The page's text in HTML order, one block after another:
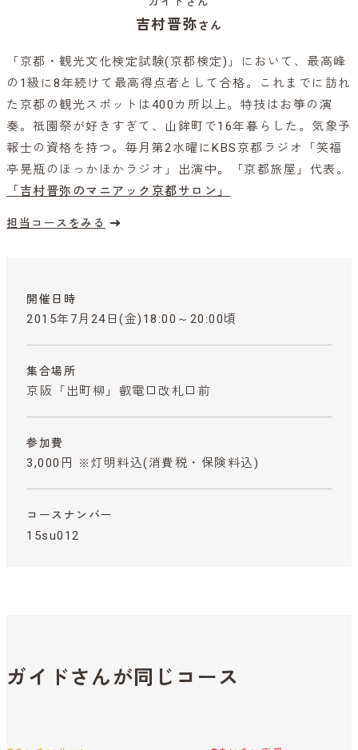
吉村晋弥さん
「京都・観光文化検定試験(京都検定)」において、最高峰
の1級に8年続けて最高得点者として合格。これまでに訪れ
た京都の観光スポットは400カ所以上。特技はお箏の演
奏。祇園祭が好きすぎて、山鉾町で16年暮らした。気象予
報士の資格を持つ。毎月第2水曜にKBS京都ラジオ「笑福
亭晃瓶のほっかほかラジオ」出演中。「京都旅屋」代表。
「吉村晋弥のマニアック京都サロン」
担当コースをみる
開催日時
2015年7月24日(金)18:00～20:00頃
集合場所
京阪「出町柳」叡電口改札口前
参加費
3,000円 ※灯明料込(消費税・保険料込)
コースナンバー
15su012
ガイドさんが同じコース